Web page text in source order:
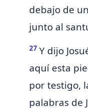
debajo de
junto al
27 Y dijo
aquí esta
por testigo,
palabras de